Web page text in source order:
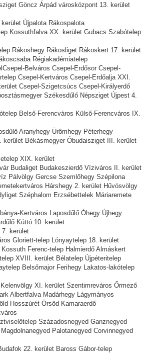
Göncz Árpád városközpont 13. kerület
Újpalota Rákospalota
Kossuthfalva XX. kerület Gubacs Szabótelep
Rákoshegy Rákosliget Rákoskert 17. kerület
Régiakadémiatelep
Belváros Csepel-Erdősor Csepel-
Csepel-Kertváros Csepel-Erdőalja XXI.
Csepel-Szigetcsúcs Csepel-Királyerdő
Székesdűlő Népsziget Újpest 4.
Belső-Ferencváros Külső-Ferencváros IX.
Aranyhegy-Ürömhegy-Péterhegy
Békásmegyer Óbudaisziget III. kerület
XIX. kerület
Budaliget Budakeszierdő Víziváros II. kerület
Pálvölgy Gercse Szemlőhegy Szépilona
Hárshegy 2. kerület Hűvösvölgy
Széphalom Erzsébettelek Máriaremete
Kertváros Laposdűlő Óhegy Újhegy
Kúttó 10. kerület
7. kerület
Gloriett-telep Lónyaytelep 18. kerület
Ferenc-telep Halmierdő Almáskert
XVIII. kerület Bélatelep Újpéteritelep
Belsőmajor Ferihegy Lakatos-lakótelep
XI. kerület Szentimreváros Őrmező
Albertfalva Madárhegy Lágymányos
Hosszúrét Örsöd Kamaraerdő
Századosnegyed Ganznegyed
Palotanegyed Corvinnegyed
22. kerület Baross Gábor-telep